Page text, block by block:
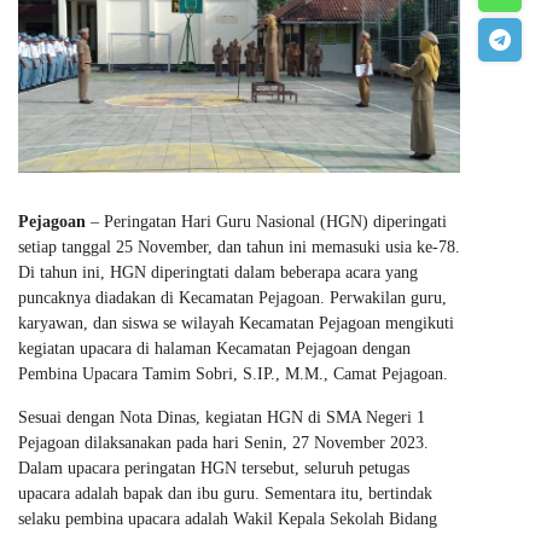
Pejagoan – Peringatan Hari Guru Nasional (HGN) diperingati
setiap tanggal 25 November, dan tahun ini memasuki usia ke-78.
Di tahun ini, HGN diperingtati dalam beberapa acara yang
puncaknya diadakan di Kecamatan Pejagoan. Perwakilan guru,
karyawan, dan siswa se wilayah Kecamatan Pejagoan mengikuti
kegiatan upacara di halaman Kecamatan Pejagoan dengan
Pembina Upacara Tamim Sobri, S.IP., M.M., Camat Pejagoan.
Sesuai dengan Nota Dinas, kegiatan HGN di SMA Negeri 1
Pejagoan dilaksanakan pada hari Senin, 27 November 2023.
Dalam upacara peringatan HGN tersebut, seluruh petugas
upacara adalah bapak dan ibu guru. Sementara itu, bertindak
selaku pembina upacara adalah Wakil Kepala Sekolah Bidang